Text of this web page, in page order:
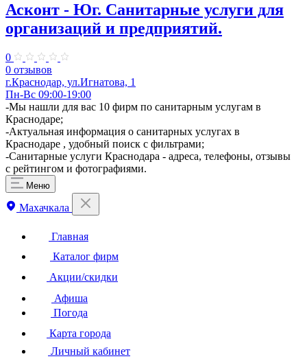
Асконт - Юг. Санитарные услуги для
организаций и предприятий.
0
0 отзывов
г.Краснодар, ул.Игнатова, 1
Пн-Вс 09:00-19:00
-Мы нашли для вас 10 фирм по санитарным услугам в
Краснодаре;
-Актуальная информация о санитарных услугах в
Краснодаре , удобный поиск с фильтрами;
-Санитарные услуги Краснодара - адреса, телефоны, отзывы
с рейтингом и фотографиями.
Меню
Махачкала
Главная
Каталог фирм
Акции/скидки
Афиша
Погода
Карта города
Личный кабинет